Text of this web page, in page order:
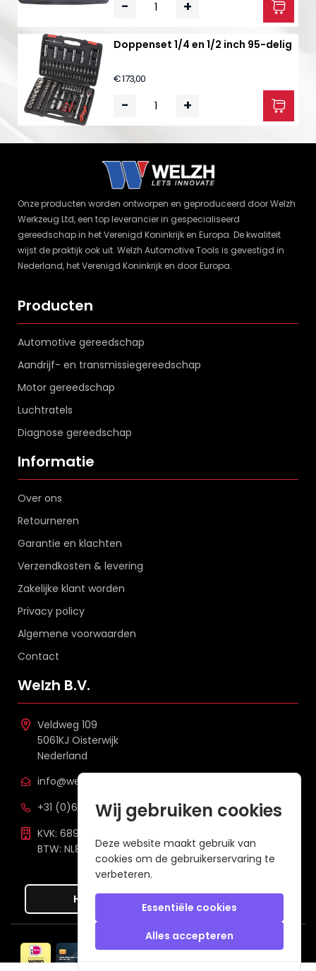
- +
Doppenset 1/4 en 1/2 inch 95-delig
€ 173,00
- +
Onze producten worden ontworpen en geproduceerd door Welzh
Werkzeug Ltd, een top leverancier in gespecialiseerd
gereedschap in het Verenigd Koninkrijk en Europa. De kwaliteit
wijst de praktijk ook uit. Welzh Automotive Tools is gevestigd in
Nederland, het Verenigd Koninkrijk en door Europa.
Producten
Automotive gereedschap
Aandrijf- en transmissiegereedschap
Motor gereedschap
Luchtratels
Diagnose gereedschap
Informatie
Over ons
Retourneren
Garantie en klachten
Verzendkosten & levering
Zakelijke klant worden
Privacy policy
Algemene voorwaarden
Contact
Welzh B.V.
Veldweg 109
5061KJ Oisterwijk
Nederland
info@welzh.nl
+31 (0)6 26 51 83 20
KVK: 68977387
BTW: NL857672988B01
Hier de overeenkomst ontbinden
Veilig betalen met
Wij gebruiken cookies
Deze website maakt gebruik van
cookies om de gebruikerservaring te
verbeteren.
Essentiële cookies
Alles accepteren